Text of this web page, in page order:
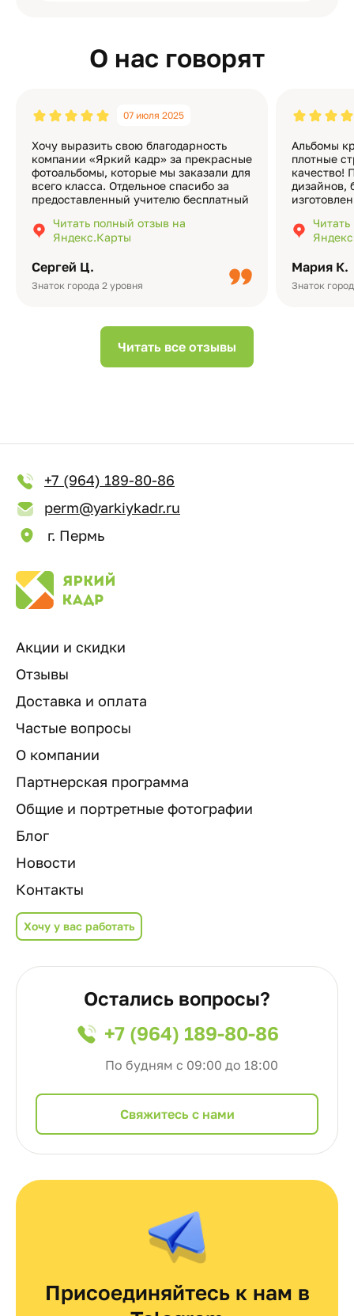
О нас говорят
Сергей Ц.
Знаток города 2 уровня
07 июля 2025
Хочу выразить свою благодарность
компании «Яркий кадр» за прекрасные
фотоальбомы, которые мы заказали для
всего класса. Отдельное спасибо за
предоставленный учителю бесплатный
подчёркивает значимость события.
Качество альбомов на высшем уровне:
Читать полный отзыв на
Яндекс.Карты
Мария К.
Знаток
Альбомы
плотные
качество!
дизайнов,
добавить
видео с
Читать все отзывы
+7 (964) 189-80-86
perm@yarkiykadr.ru
г. Пермь
Акции и скидки
Отзывы
Доставка и оплата
Частые вопросы
О компании
Партнерская программа
Общие и портретные фотографии
Блог
Новости
Контакты
Хочу у вас работать
Остались вопросы?
+7 (964) 189-80-86
По будням с 09:00 до 18:00
Cвяжитесь с нами
Присоединяйтесь к нам в